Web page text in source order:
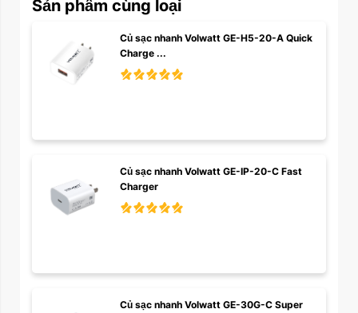
Sản phẩm cùng loại
Củ sạc nhanh Volwatt GE-H5-20-A Quick
Charge ...
Củ sạc nhanh Volwatt GE-IP-20-C Fast
Charger
Củ sạc nhanh Volwatt GE-30G-C Super